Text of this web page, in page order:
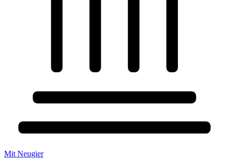
Mit Neugier